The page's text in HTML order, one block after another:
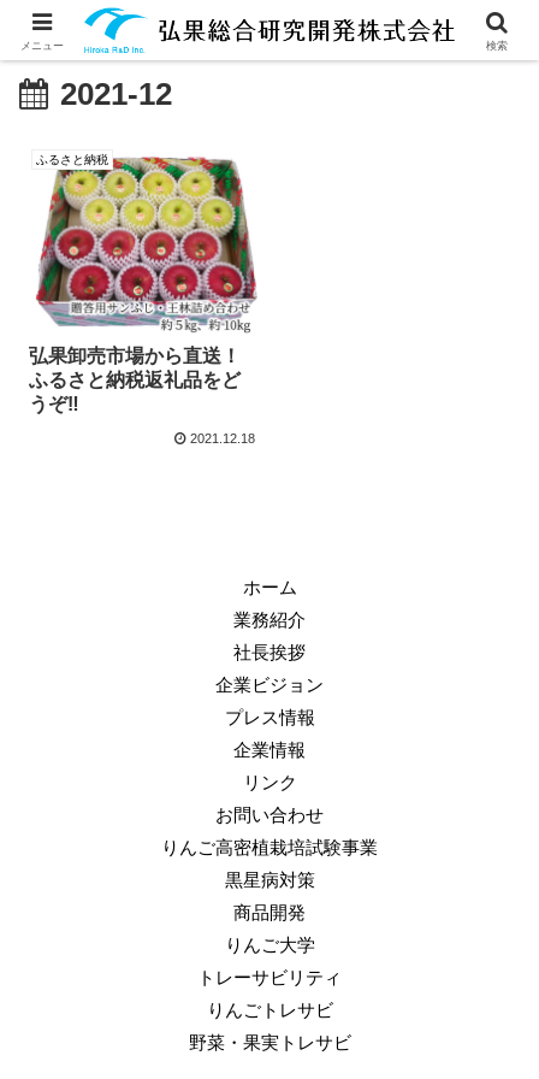
2021-12
ふるさと納税
弘果卸売市場から直送！
ふるさと納税返礼品をど
うぞ‼
2021.12.18
ホーム
業務紹介
社長挨拶
企業ビジョン
プレス情報
企業情報
リンク
お問い合わせ
りんご高密植栽培試験事業
黒星病対策
商品開発
りんご大学
トレーサビリティ
りんごトレサビ
野菜・果実トレサビ
メニュー 検索